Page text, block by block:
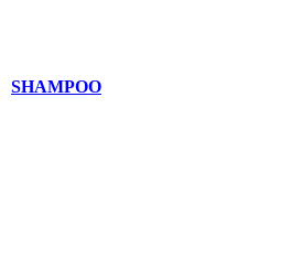
SHAMPOO